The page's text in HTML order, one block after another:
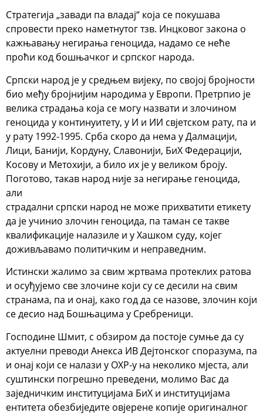
Стратегија „завади па владај“ која се покушава
спровести преко наметнутог тзв. Инцковог закона о
кажњавању негирања геноцида, надамо се неће
проћи код бошњачког и српског народа.
Српски народ је у средњем вијеку, по својој бројности
био међу бројнијим народима у Европи. Претрпио је
велика страдања која се могу назвати и злочином
геноцида у континуитету, у И и ИИ свјетском рату, па и
у рату 1992-1995. Срба скоро да нема у Далмацији,
Лици, Банији, Кордуну, Славонији, БиХ Федерацији,
Косову и Метохији, а било их је у великом броју.
Поготово, такав народ није за негирање геноцида,
али
страдални српски народ не може прихватити етикету
да је учинио злочин геноцида, па таман се такве
квалификације налазиле и у Хашком суду, којег
доживљавамо политичким и неправедним.
Истински жалимо за свим жртвама протеклих ратова
и осуђујемо све злочине који су се десили на свим
странама, па и онај, како год да се назове, злочин који
се десио над Бошњацима у Сребреници.
Господине Шмит, с обзиром да постоје сумње да су
актуелни преводи Анекса ИВ Дејтонског споразума, па
и онај који се налази у ОХР-у на неколико мјеста, али
суштински погрешно преведени, молимо Вас да
заједничким институцијама БиХ и институцијама
ентитета обезбиједите овјерене копије оригиналног